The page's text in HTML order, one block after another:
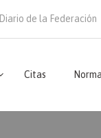
Diario de la Federación
Citas